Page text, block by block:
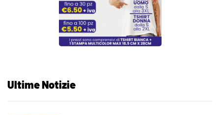
Ultime Notizie